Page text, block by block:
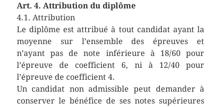
Art. 4. Attribution du diplôme
4.1. Attribution
Le diplôme est attribué à tout candidat ayant la
moyenne sur l’ensemble des épreuves et
n’ayant pas de note inférieure à 18/60 pour
l’épreuve de coefficient 6, ni à 12/40 pour
l’épreuve de coefficient 4.
Un candidat non admissible peut demander à
conserver le bénéfice de ses notes supérieures